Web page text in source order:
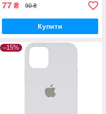
77 ₴ 90 ₴
Купити
–15%